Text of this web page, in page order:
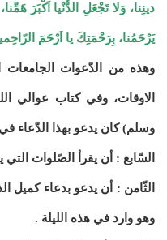
دينِنا، وَلا تَجْعَلِ الدُّنْيا اَكْبَرَ
يَرْحَمُنا، بِرَحْمَتِكَ يا اَرْحَمَ
وهذه من الدّعوات الجامعات
الاوقات، وفي كتاب عوالي
وسلم) كان يدعو بهذا الدّعاء
السّابع : أن يقرأ الصّلوات
الثّامن : أن يدعو بدعاء كميل
وهو وارد في هذه الليلة .